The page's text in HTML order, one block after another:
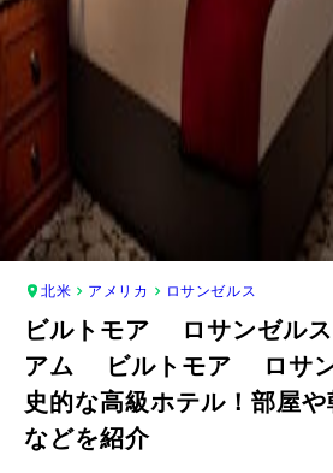
北米 アメリカ ロサンゼルス
ビルトモア ロサンゼル
アム ビルトモア ロサン
史的な高級ホテル！部屋
などを紹介